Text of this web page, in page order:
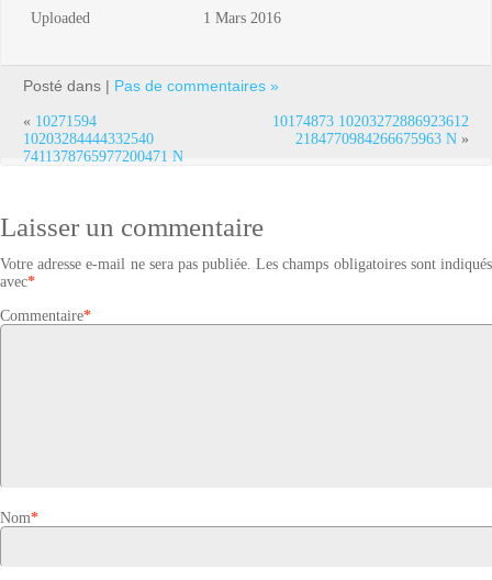
Uploaded 1 Mars 2016
Posté dans | Pas de commentaires »
« 10271594
10203284444332540
7411378765977200471 N
10174873 10203272886923612
2184770984266675963 N »
Laisser un commentaire
Votre adresse e-mail ne sera pas publiée. Les champs obligatoires sont indiqués
avec*
Commentaire*
Nom*